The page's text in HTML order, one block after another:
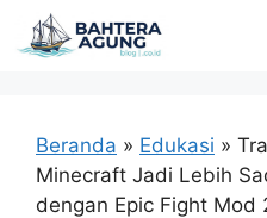
Langsung
ke
Beranda » Edukasi »
Minecraft Jadi Lebih
dengan Epic Fight Mod